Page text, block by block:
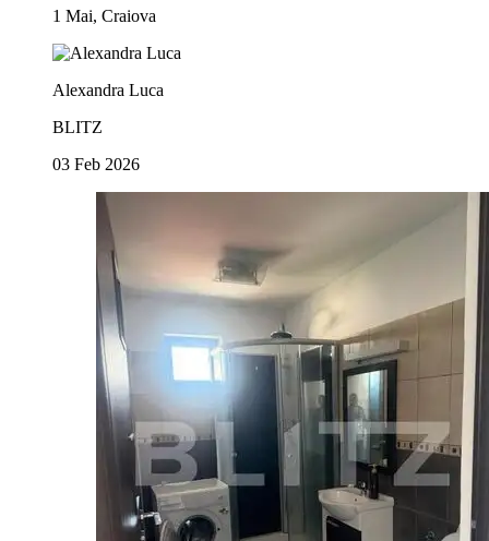
1 Mai, Craiova
Alexandra Luca
BLITZ
03 Feb 2026